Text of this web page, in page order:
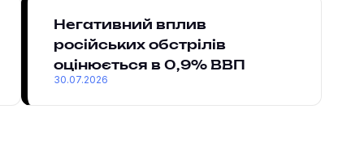
Негативний вплив
російських обстрілів
оцінюється в 0,9% ВВП
30.07.2026